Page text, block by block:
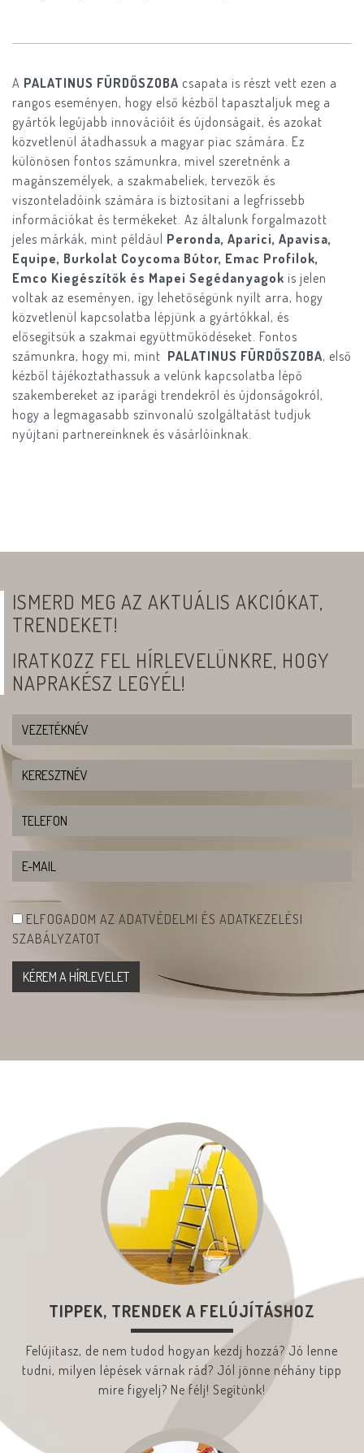
A PALATINUS FÜRDŐSZOBA csapata is részt vett ezen a
rangos eseményen, hogy első kézből tapasztaljuk meg a
gyártók legújabb innovációit és újdonságait, és azokat
közvetlenül átadhassuk a magyar piac számára. Ez
különösen fontos számunkra, mivel szeretnénk a
magánszemélyek, a szakmabeliek, tervezők és
viszonteladóink számára is biztosítani a legfrissebb
információkat és termékeket. Az általunk forgalmazott
jeles márkák, mint például Peronda, Aparici, Apavisa,
Equipe, Burkolat Coycoma Bútor, Emac Profilok,
Emco Kiegészítők és Mapei Segédanyagok is jelen
voltak az eseményen, így lehetőségünk nyílt arra, hogy
közvetlenül kapcsolatba lépjünk a gyártókkal, és
elősegítsük a szakmai együttműködéseket. Fontos
számunkra, hogy mi, mint PALATINUS FÜRDŐSZOBA, első
kézből tájékoztathassuk a velünk kapcsolatba lépő
szakembereket az iparági trendekről és újdonságokról,
hogy a legmagasabb színvonalú szolgáltatást tudjuk
nyújtani partnereinknek és vásárlóinknak.
ISMERD MEG AZ AKTUÁLIS AKCIÓKAT,
TRENDEKET!
IRATKOZZ FEL HÍRLEVELÜNKRE, HOGY
NAPRAKÉSZ LEGYÉL!
ELFOGADOM AZ ADATVÉDELMI ÉS ADATKEZELÉSI
SZABÁLYZATOT
TIPPEK, TRENDEK A FELÚJÍTÁSHOZ
Felújítasz, de nem tudod hogyan kezdj hozzá? Jó lenne
tudni, milyen lépések várnak rád? Jól jönne néhány tipp
mire figyelj? Ne félj! Segítünk!